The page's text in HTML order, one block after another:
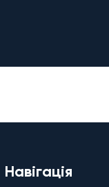
Навігація